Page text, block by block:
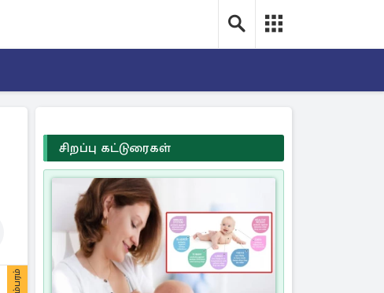
சிறப்பு கட்டுரைகள்